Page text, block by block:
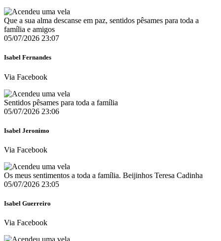
Que a sua alma descanse em paz, sentidos pêsames para toda a
família e amigos
05/07/2026 23:07
Isabel Fernandes
Via Facebook
Sentidos pêsames para toda a família
05/07/2026 23:06
Isabel Jeronimo
Via Facebook
Os meus sentimentos a toda a família. Beijinhos Teresa Cadinha
05/07/2026 23:05
Isabel Guerreiro
Via Facebook